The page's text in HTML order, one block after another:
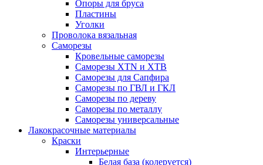
Опоры для бруса
Пластины
Уголки
Проволока вязальная
Саморезы
Кровельные саморезы
Саморезы XTN и ХTB
Саморезы для Сапфира
Саморезы по ГВЛ и ГКЛ
Саморезы по дереву
Саморезы по металлу
Саморезы универсальные
Лакокрасочные материалы
Краски
Интерьерные
Белая база (колеруется)